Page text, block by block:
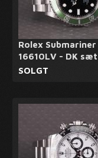
Rolex Submariner
16610LV - DK sæt
SOLGT